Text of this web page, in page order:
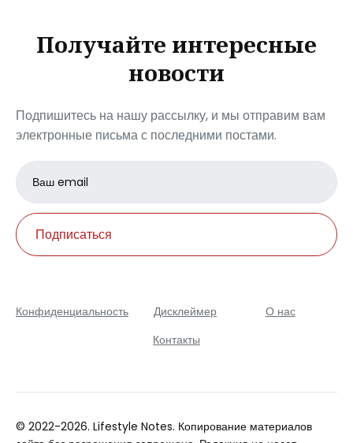
Получайте интересные
новости
Подпишитесь на нашу рассылку, и мы отправим вам
электронные письма с последними постами.
Email
address
Подписаться
Конфиденциальность Дисклеймер
О нас
Контакты
© 2022-2026. Lifestyle Notes. Копирование материалов